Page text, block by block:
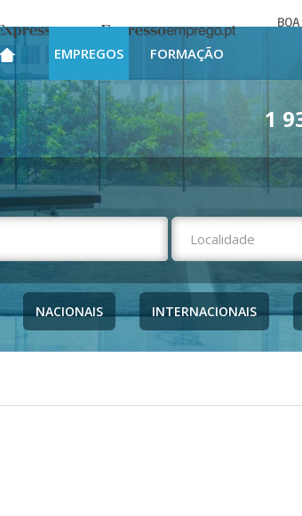
Expresso Expresso Emprego
EMPREGOS FORMAÇÃO
1
NACIONAIS INTERNACIONAIS